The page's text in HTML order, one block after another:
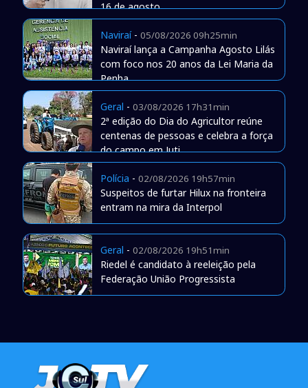
16 de agosto
Naviraí- 05/08/2026 09h25min
Naviraí lança a Campanha Agosto Lilás
com foco nos 20 anos da Lei Maria da
Penha
Geral - 03/08/2026 17h31min
2ª edição do Dia do Agricultor reúne
centenas de pessoas e celebra a força
do campo em Juti
Polícia - 02/08/2026 19h57min
Suspeitos de furtar Hilux na fronteira
entram na mira da Interpol
Geral - 02/08/2026 19h51min
Riedel é candidato à reeleição pela
Federação União Progressista